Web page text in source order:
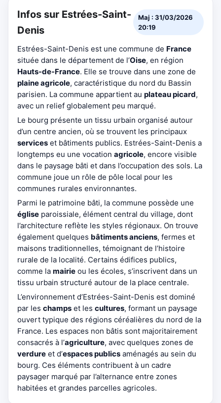
Infos sur Estrées-Saint-
Denis
Maj : 31/03/2026
20:19
Estrées-Saint-Denis est une commune de France
située dans le département de l’Oise, en région
Hauts-de-France. Elle se trouve dans une zone de
plaine agricole, caractéristique du nord du Bassin
parisien. La commune appartient au plateau picard,
avec un relief globalement peu marqué.
Le bourg présente un tissu urbain organisé autour
d’un centre ancien, où se trouvent les principaux
services et bâtiments publics. Estrées-Saint-Denis a
longtemps eu une vocation agricole, encore visible
dans le paysage bâti et dans l’occupation des sols. La
commune joue un rôle de pôle local pour les
communes rurales environnantes.
Parmi le patrimoine bâti, la commune possède une
église paroissiale, élément central du village, dont
l’architecture reflète les styles régionaux. On trouve
également quelques bâtiments anciens, fermes et
maisons traditionnelles, témoignant de l’histoire
rurale de la localité. Certains édifices publics,
comme la mairie ou les écoles, s’inscrivent dans un
tissu urbain structuré autour de la place centrale.
L’environnement d’Estrées-Saint-Denis est dominé
par les champs et les cultures, formant un paysage
ouvert typique des régions céréalières du nord de la
France. Les espaces non bâtis sont majoritairement
consacrés à l’agriculture, avec quelques zones de
verdure et d’espaces publics aménagés au sein du
bourg. Ces éléments contribuent à un cadre
paysager marqué par l’alternance entre zones
habitées et grandes parcelles agricoles.